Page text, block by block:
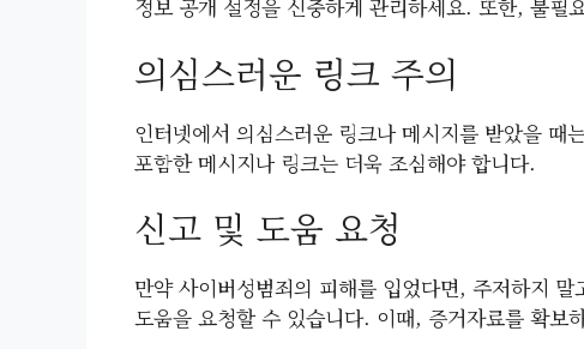
정보 공개 설정을 신중하게 관리하세요. 또한, 불필
의심스러운 링크 주의
인터넷에서 의심스러운 링크나 메시지를 받았을
포함한 메시지나 링크는 더욱 조심해야 합니다.
신고 및 도움 요청
만약 사이버성범죄의 피해를 입었다면, 주저하지
도움을 요청할 수 있습니다. 이때, 증거자료를 확보